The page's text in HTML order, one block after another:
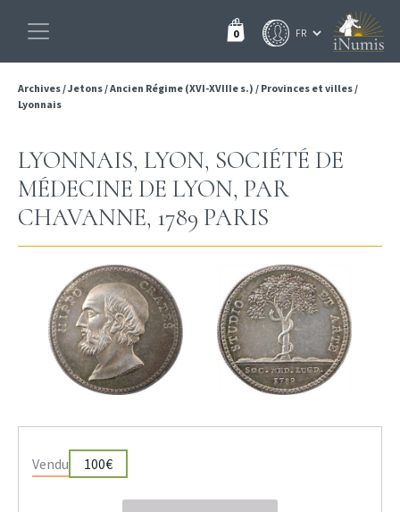
0
Archives/Jetons/Ancien Régime (XVI-XVIIIe s.) / Provinces et villes/
Lyonnais
LYONNAIS, LYON, SOCIÉTÉ DE
MÉDECINE DE LYON, PAR
CHAVANNE, 1789 PARIS
Vendu 100€